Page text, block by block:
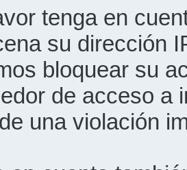
tenga en
su dirección
bloquear su
de acceso a
una violación